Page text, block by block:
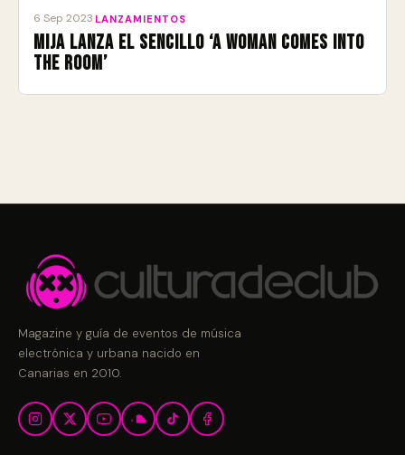
6 Sep 2023 LANZAMIENTOS
Mija lanza el sencillo ‘A Woman Comes Into
The Room’
Magazine y guía de eventos de música
electrónica y urbana nacido en
Canarias en 2010.